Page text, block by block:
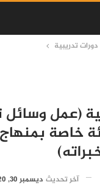
دورات تدريبية
(عمل
خاصة
آخر تحديث ديسمبر 30, 2020